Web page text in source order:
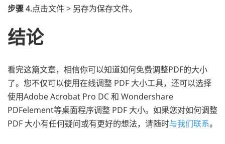
步骤 4.点击文件 > 另存为保存文件。
结论
看完这篇文章，相信你可以知道如何免费调整PDF的大小
了。您不仅可以使用在线调整 PDF 大小工具，还可以选择
使用Adobe Acrobat Pro DC 和 Wondershare
PDFelement等桌面程序调整 PDF 大小。如果您对如何调整
PDF 大小有任何疑问或有更好的想法，请随时与我们联系。